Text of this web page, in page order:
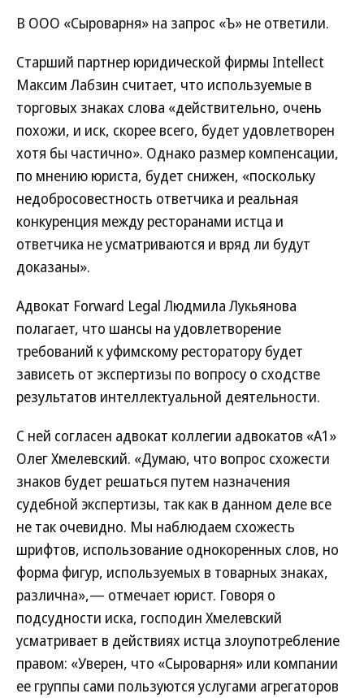
В ООО «Сыроварня» на запрос «Ъ» не ответили.
Старший партнер юридической фирмы Intellect
Максим Лабзин считает, что используемые в
торговых знаках слова «действительно, очень
похожи, и иск, скорее всего, будет удовлетворен
хотя бы частично». Однако размер компенсации,
по мнению юриста, будет снижен, «поскольку
недобросовестность ответчика и реальная
конкуренция между ресторанами истца и
ответчика не усматриваются и вряд ли будут
доказаны».
Адвокат Forward Legal Людмила Лукьянова
полагает, что шансы на удовлетворение
требований к уфимскому ресторатору будет
зависеть от экспертизы по вопросу о сходстве
результатов интеллектуальной деятельности.
С ней согласен адвокат коллегии адвокатов «А1»
Олег Хмелевский. «Думаю, что вопрос схожести
знаков будет решаться путем назначения
судебной экспертизы, так как в данном деле все
не так очевидно. Мы наблюдаем схожесть
шрифтов, использование однокоренных слов, но
форма фигур, используемых в товарных знаках,
различна»,— отмечает юрист. Говоря о
подсудности иска, господин Хмелевский
усматривает в действиях истца злоупотребление
правом: «Уверен, что «Сыроварня» или компании
ее группы сами пользуются услугами агрегаторов